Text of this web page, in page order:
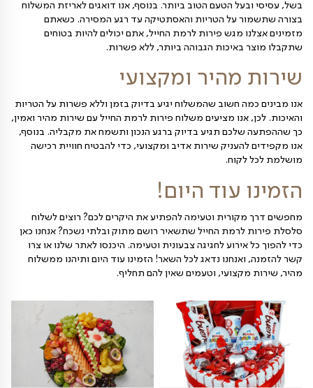
רחב של אפשרויות, כולל סלסלת פירות לרמת החייל
מגשי פירות אישיים, מגשים זוגיים ומארזים
אחד מהם מגיע באריזה מוקפדת ומוכן לאכילה, כך שאין
שוקולדים איכותיים ואפילו בקבוקי יין יוקרתיים,
ואיכות ללא פשרות
עליון עבורנו. אנו בוחרים בקפידה כל פרי ומוודאים שהוא
הטעם הטוב ביותר. בנוסף, אנו דואגים לאריזת המשלוח
על הטריות והאסתטיקה עד רגע המסירה. כשאתם
מגש פירות לרמת החייל, אתם יכולים להיות בטוחים
הגבוהה ביותר, ללא פשרות.
מהיר ומקצועי
חשוב שהמשלוח יגיע בדיוק בזמן וללא פשרות על הטריות
אנו מציעים משלוח פירות לרמת החייל עם שירות מהיר ואמין,
תגיע בדיוק ברגע הנכון ותשמח את מקבליה. בנוסף,
שירות אדיב ומקצועי, כדי להבטיח חוויית רכישה
.